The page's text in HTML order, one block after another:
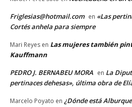
Friglesias@hotmail.com en «Las
Cortés anhela para siempre
Mari Reyes en Las mujeres también
Kauffmann
PEDRO J. BERNABEU MORA en La
pertinaces dehesas», última obra de
Marcelo Poyato en ¿Dónde está